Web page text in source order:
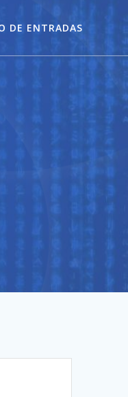
DE ENTRADAS